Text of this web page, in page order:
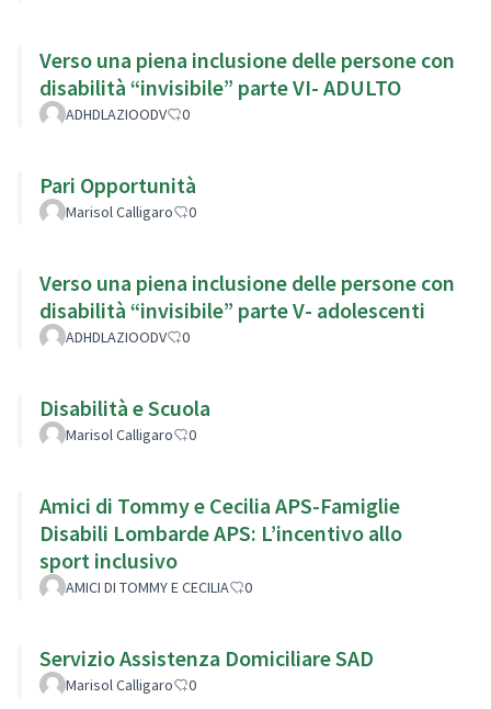
Verso una piena inclusione delle persone con
disabilità “invisibile” parte VI- ADULTO
ADHDLAZIOODV 0
Pari Opportunità
Marisol Calligaro 0
Verso una piena inclusione delle persone con
disabilità “invisibile” parte V- adolescenti
ADHDLAZIOODV 0
Disabilità e Scuola
Marisol Calligaro 0
Amici di Tommy e Cecilia APS-Famiglie
Disabili Lombarde APS: L’incentivo allo
sport inclusivo
AMICI DI TOMMY E CECILIA 0
Servizio Assistenza Domiciliare SAD
Marisol Calligaro 0